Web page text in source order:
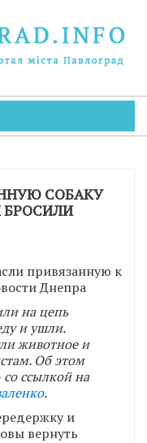
СОБАКУ
БРОСИЛИ
на цепь
и ушли.
животное и
Об этом
со ссылкой на
.
и
вернуть